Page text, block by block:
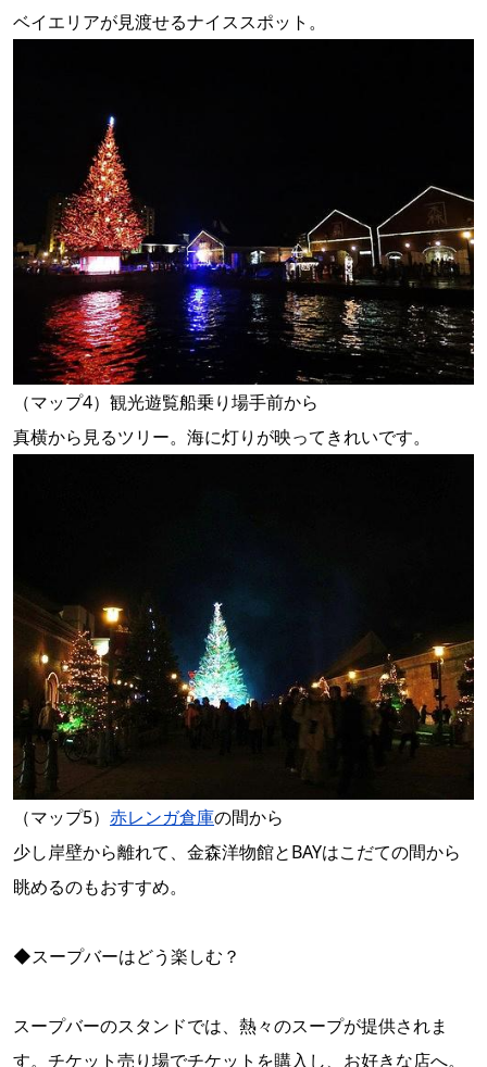
ベイエリアが見渡せるナイススポット。
（マップ4）観光遊覧船乗り場手前から
真横から見るツリー。海に灯りが映ってきれいです。
（マップ5） 赤レンガ倉庫の間から
少し岸壁から離れて、金森洋物館とBAYはこだての間から
眺めるのもおすすめ。
◆スープバーはどう楽しむ？
スープバーのスタンドでは、熱々のスープが提供されま
す。チケット売り場でチケットを購入し、お好きな店へ。